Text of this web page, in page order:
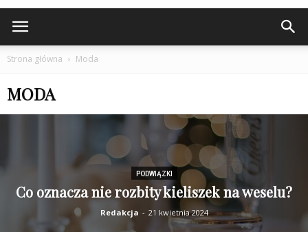
Strona główna Moda
MODA
PODWIĄZKI
Co oznacza nie rozbity kieliszek na weselu?
Redakcja - 21 kwietnia 2024